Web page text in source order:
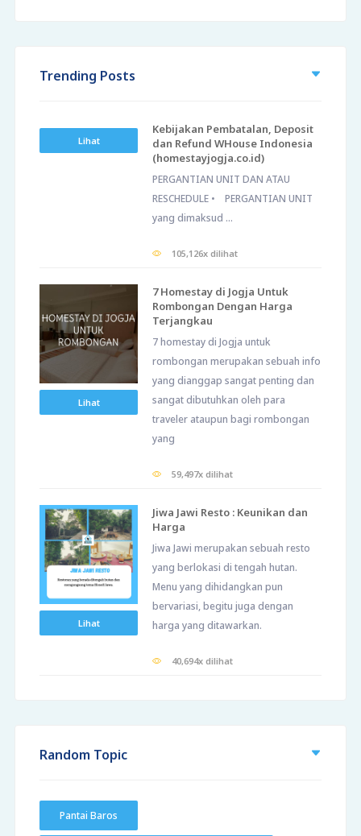
Trending Posts
Lihat
Kebijakan Pembatalan, Deposit
dan Refund WHouse Indonesia
(homestayjogja.co.id)
PERGANTIAN UNIT DAN ATAU
RESCHEDULE • PERGANTIAN UNIT
yang dimaksud ...
105,126x dilihat
Lihat
7 Homestay di Jogja Untuk
Rombongan Dengan Harga
Terjangkau
7 homestay di Jogja untuk
rombongan merupakan sebuah info
yang dianggap sangat penting dan
sangat dibutuhkan oleh para
traveler ataupun bagi rombongan
yang
59,497x dilihat
Lihat
Jiwa Jawi Resto : Keunikan dan
Harga
Jiwa Jawi merupakan sebuah resto
yang berlokasi di tengah hutan.
Menu yang dihidangkan pun
bervariasi, begitu juga dengan
harga yang ditawarkan.
40,694x dilihat
Random Topic
Pantai Baros